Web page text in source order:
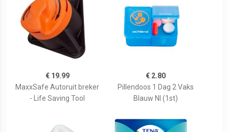
€ 19.99
MaxxSafe Autoruit breker
- Life Saving Tool
€ 2.80
Pillendoos 1 Dag 2 Vaks
Blauw Nl (1st)